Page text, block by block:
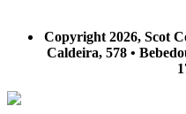
Copyright 2026, Scot
Caldeira, 578 •